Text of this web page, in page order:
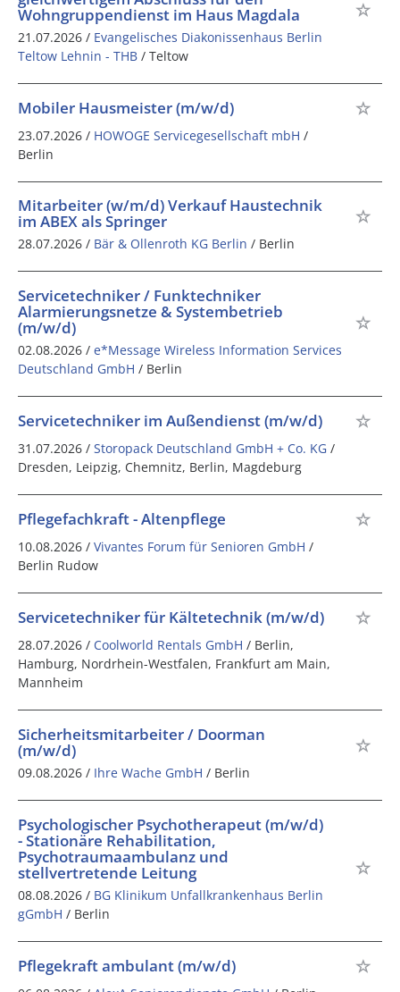
Wohngruppendienst im Haus Magdala
21.07.2026 / Evangelisches Diakonissenhaus Berlin
Teltow Lehnin - THB / Teltow
Mobiler Hausmeister (m/w/d)
23.07.2026 / HOWOGE Servicegesellschaft mbH /
Berlin
Mitarbeiter (w/m/d) Verkauf Haustechnik
im ABEX als Springer
28.07.2026 / Bär & Ollenroth KG Berlin / Berlin
Servicetechniker / Funktechniker
Alarmierungsnetze & Systembetrieb
(m/w/d)
02.08.2026 / e*Message Wireless Information Services
Deutschland GmbH / Berlin
Servicetechniker im Außendienst (m/w/d)
31.07.2026 / Storopack Deutschland GmbH + Co. KG /
Dresden, Leipzig, Chemnitz, Berlin, Magdeburg
Pflegefachkraft - Altenpflege
10.08.2026 / Vivantes Forum für Senioren GmbH /
Berlin Rudow
Servicetechniker für Kältetechnik (m/w/d)
28.07.2026 / Coolworld Rentals GmbH / Berlin,
Hamburg, Nordrhein-Westfalen, Frankfurt am Main,
Mannheim
Sicherheitsmitarbeiter / Doorman
(m/w/d)
09.08.2026 / Ihre Wache GmbH / Berlin
Psychologischer Psychotherapeut (m/w/d)
- Stationäre Rehabilitation,
Psychotraumaambulanz und
stellvertretende Leitung
08.08.2026 / BG Klinikum Unfallkrankenhaus Berlin
gGmbH / Berlin
Pflegekraft ambulant (m/w/d)